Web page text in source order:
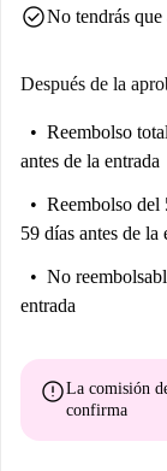
check_circleNo tendrás
Después de la
Reembolso
antes de la entrada
Reembolso del
59 días antes de la
No
entrada
errorLa comisión
confirma